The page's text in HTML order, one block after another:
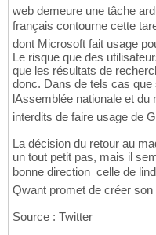
web demeure une tâche
français contourne cette
dont Microsoft fait usage
Le risque que des
que les résultats de
donc. Dans de tels cas
lAssemblée nationale et
interdits de faire usage de
La décision du retour au
un tout petit pas, mais il
bonne direction  celle de
Qwant promet de créer son
Source : Twitter